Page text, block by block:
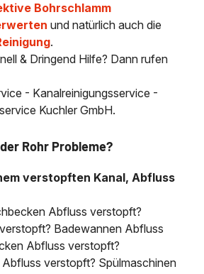
Bohrschlamm
und natürlich auch die
.
& Dringend Hilfe? Dann rufen
- Kanalreinigungsservice -
Kuchler GmbH.
Rohr Probleme?
verstopften Kanal, Abfluss
Abfluss verstopft?
Badewannen Abfluss
Abfluss verstopft?
verstopft? Spülmaschinen